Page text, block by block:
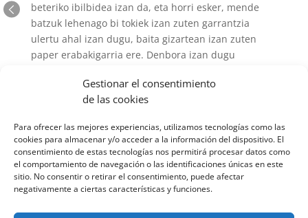
Gestionar el consentimiento
de las cookies
Para ofrecer las mejores experiencias, utilizamos tecnologías como las
cookies para almacenar y/o acceder a la información del dispositivo. El
consentimiento de estas tecnologías nos permitirá procesar datos como
el comportamiento de navegación o las identificaciones únicas en este
sitio. No consentir o retirar el consentimiento, puede afectar
negativamente a ciertas características y funciones.
beteriko ibilbidea izan da, eta horri esker, mende
batzuk lehenago bi tokiek izan zuten garrantzia
ulertu ahal izan dugu, baita gizartean izan zuten
paper erabakigarria ere. Denbora izan dugu
partekatzeko eta ezagutzeko.